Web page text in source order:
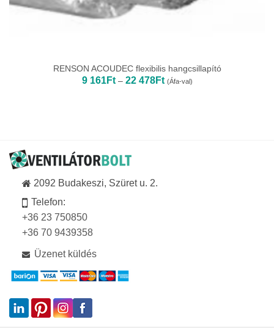
RENSON ACOUDEC flexibilis hangcsillapító
9 161Ft – 22 478FtÁrtartomány:
9
(Áfa-val)
2092 Budakeszi, Szüret u. 2.
Telefon:
+36 23 750850
+36 70 9439358
Üzenet küldés